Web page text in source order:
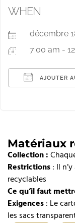
Matériaux
Collection :
Restrictions: Il
recyclables
Ce qu’il faut
Exigences: Le
les sacs
WHEN
décembre
7:00 am -
AJOUTER
iCalendar
Office 365
Outlook